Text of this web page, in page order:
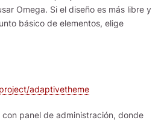
Omega. Si el diseño es más libre y
básico de elementos, elige
adaptivetheme
panel de administración, donde